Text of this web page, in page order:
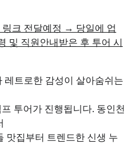
링크 전달예정 → 당일에 업
및 직원안내받은 후 투어 시
레트로한 감성이 살아숨쉬는
투어가 진행됩니다. 동인천
맛집부터 트렌드한 신생 누